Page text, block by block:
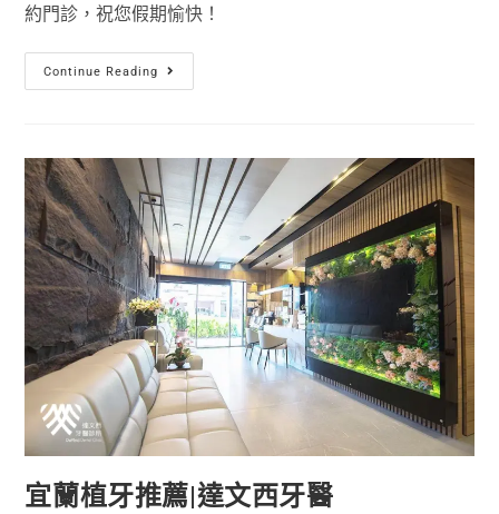
約門診，祝您假期愉快！
Continue Reading
宜蘭植牙推薦|達文西牙醫